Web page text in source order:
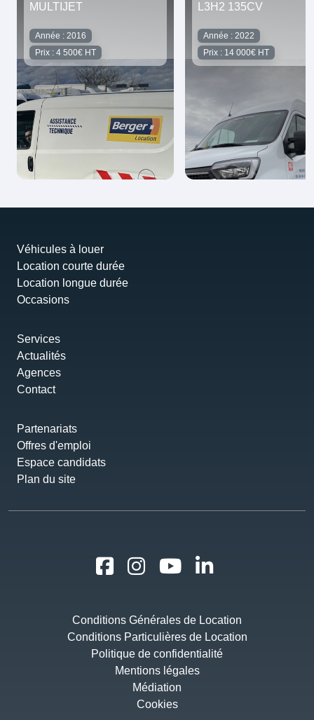
MULTIJET
Année : 2016
Prix : 4 500€ HT
L3H2 135CV
Année : 2022
Prix : 14 000€ HT
Véhicules à louer
Location courte durée
Location longue durée
Occasions
Services
Actualités
Agences
Contact
Partenariats
Offres d'emploi
Espace candidats
Plan du site
Conditions Générales de Location
Conditions Particulières de Location
Politique de confidentialité
Mentions légales
Médiation
Cookies